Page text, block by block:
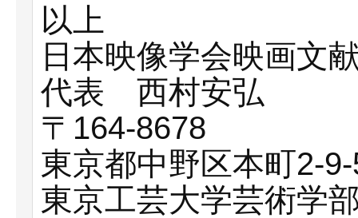
以上
日本映像学会映画文
代表 西村安弘
〒164-8678
東京都中野区本町2-
東京工芸大学芸術学